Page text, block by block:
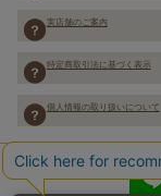
実店舗のご案内
特定商取引法に基づく表示
個人情報の取り扱いについて